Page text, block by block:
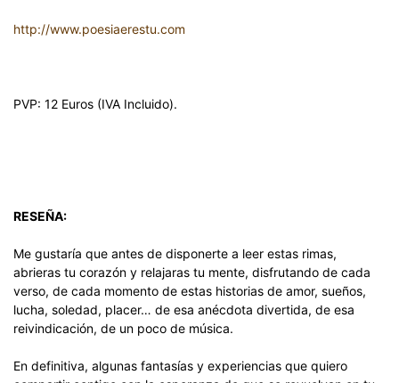
http://www.poesiaerestu.com
PVP: 12 Euros (IVA Incluido).
RESEÑA:
Me gustaría que antes de disponerte a leer estas rimas,
abrieras tu corazón y relajaras tu mente, disfrutando de cada
verso, de cada momento de estas historias de amor, sueños,
lucha, soledad, placer… de esa anécdota divertida, de esa
reivindicación, de un poco de música.
En definitiva, algunas fantasías y experiencias que quiero